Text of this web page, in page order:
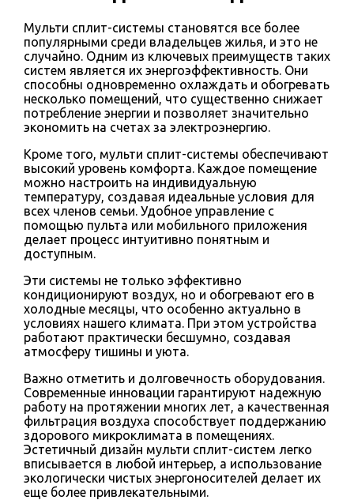
Мульти сплит-системы становятся все более
популярными среди владельцев жилья, и это не
случайно. Одним из ключевых преимуществ таких
систем является их энергоэффективность. Они
способны одновременно охлаждать и обогревать
несколько помещений, что существенно снижает
потребление энергии и позволяет значительно
экономить на счетах за электроэнергию.
Кроме того, мульти сплит-системы обеспечивают
высокий уровень комфорта. Каждое помещение
можно настроить на индивидуальную
температуру, создавая идеальные условия для
всех членов семьи. Удобное управление с
помощью пульта или мобильного приложения
делает процесс интуитивно понятным и
доступным.
Эти системы не только эффективно
кондиционируют воздух, но и обогревают его в
холодные месяцы, что особенно актуально в
условиях нашего климата. При этом устройства
работают практически бесшумно, создавая
атмосферу тишины и уюта.
Важно отметить и долговечность оборудования.
Современные инновации гарантируют надежную
работу на протяжении многих лет, а качественная
фильтрация воздуха способствует поддержанию
здорового микроклимата в помещениях.
Эстетичный дизайн мульти сплит-систем легко
вписывается в любой интерьер, а использование
экологически чистых энергоносителей делает их
еще более привлекательными.